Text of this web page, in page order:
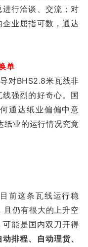
行洽谈、交流；对
业屈指可数，通达
单
对BHS2.8米瓦线非
强烈的好奇心。国
通达纸业偏偏中意
纸业的运行情况究竟
前这条瓦线运行稳
仍有很大的上升空
能是国内双刀开得
排程、自动理货、